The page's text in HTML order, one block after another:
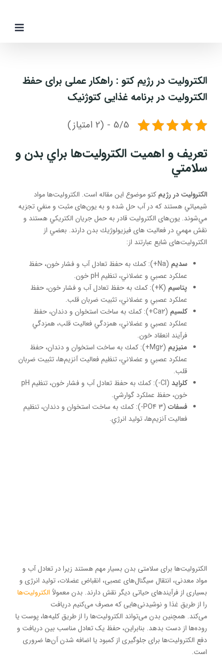
الکترولیت در رژیم کتو : راهکار عملی برای حفظ
الکترولیت در برنامه غذایی کتوژنیک
5/5 - (2 امتیاز)
تعريف و اهميت الكتروليت‌ها براي بدن و
سلامتي
الکترولیت در رژیم کتو موضوع این مقاله است. الکترولیت‌ها مواد
شيميائي هستند كه در آب حل شده و به يون‌های مثبت و منفي تجزيه
مي‌شوند. يون‌های الكتروليت قادر به حمل جريان الكتريكي هستند و
نقش مهمي در فعاليت های فيزيولوژيك بدن دارند. بعضي از
الكتروليت‌های شايع عبارتند از:
سديم
(Na+): كمك به حفظ تعادل آب و فشار خون، حفظ
عملكرد عصبي و عضلاني، تنظيم pH خون.
پتاسيم
(K+): كمك به حفظ تعادل آب و فشار خون، حفظ
عملكرد عصبي و عضلاني، تثبيت ضربان قلب.
كلسيم
(Ca2+): كمك به ساخت استخوان و دندان، حفظ
عملكرد عصبي و عضلاني، همزدگي فعاليت قلب، همزدگي
فرآيند انعقاد خون.
منيزيم
(Mg2+): كمك به ساخت استخوان و دندان، حفظ
عملكرد عصبي و عضلاني، تنظيم فعاليت آنزيم‌ها، تثبيت ضربان
قلب.
كلرايد
(Cl-): كمك به حفظ تعادل آب و فشار خون، تنظيم pH
خون، حفظ عملكرد گوارشي.
فسفات
(PO4 3-): كمك به ساخت استخوان و دندان، تنظيم
فعاليت آنزيم‌ها، توليد انرژي.
الکترولیت‌ها برای سلامتی بدن بسیار مهم هستند زیرا در تعادل آب و
مواد معدنی، انتقال سیگنال‌های عصبی، انقباض عضلات، تولید انرژی و
بسیاری از فرآیندهای حیاتی دیگر نقش دارند. بدن معمولاً الکترولیت‌ها
را از طریق غذا و نوشیدنی‌هایی که مصرف می‌کنیم دریافت
می‌کند. همچنین بدن می‌تواند الکترولیت‌ها را از طریق کلیه‌ها، پوست یا
روده‌ها از دست بدهد. بنابراین، حفظ یک تعادل مناسب بین دریافت و
دفع الکترولیت‌ها برای جلوگیری از کمبود یا اضافه شدن آن‌ها ضروری
است.